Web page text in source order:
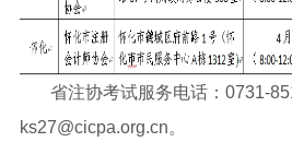
省注协考试服务电话：0731-
ks27@cicpa.org.cn。